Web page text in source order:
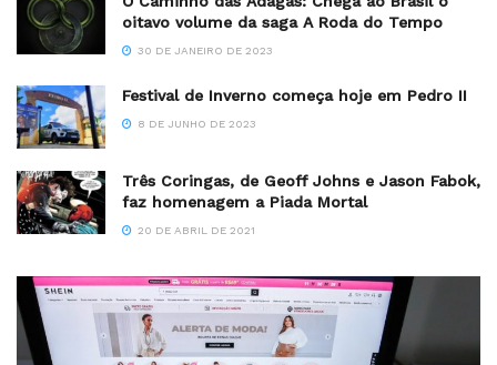
oitavo volume da saga A Roda do Tempo
30 DE JANEIRO DE 2023
Festival de Inverno começa hoje em Pedro II
8 DE JUNHO DE 2023
Três Coringas, de Geoff Johns e Jason Fabok,
faz homenagem a Piada Mortal
20 DE ABRIL DE 2021